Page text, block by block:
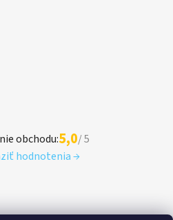
obchodu:5,0/ 5
hodnotenia →